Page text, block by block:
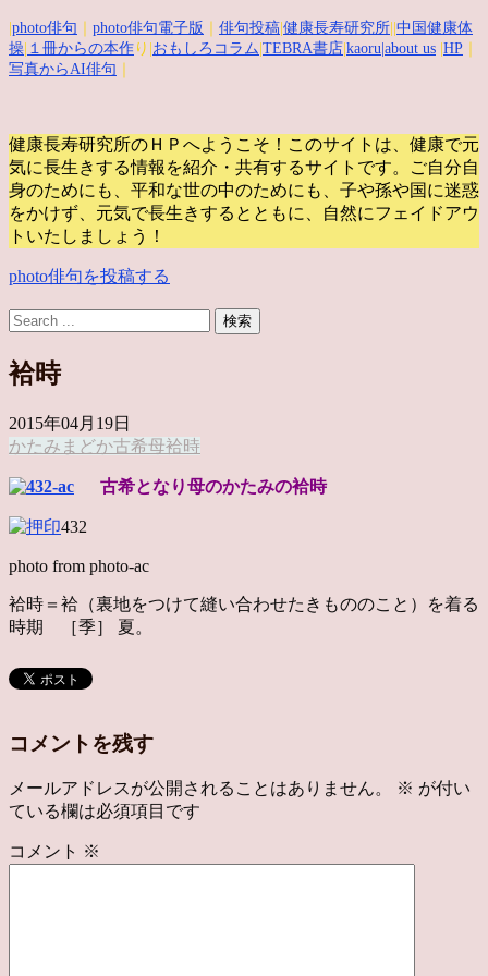
photo俳句 photo俳句電子版 俳句投稿 健康長寿研究所 中国健康体
操 １冊からの本作 り| おもしろコラム TEBRA書店 kaoru |about us HP
写真からAI俳句
健康長寿研究所のＨＰへようこそ！このサイトは、健康で元
気に長生きする情報を紹介・共有するサイトです。
ご自分自
身のためにも、平和な世の中のためにも、子や孫や国に迷惑
をかけず、元気で長生きするとともに、自然にフェイドアウ
トいたしましょう！
photo俳句を投稿する
袷時
2015年04月19日
かたみ まどか古希母袷時
古希となり母のかたみの袷時
432
photo from photo-ac
袷時＝袷（裏地をつけて縫い合わせたきもののこと）を着る
時期 ［季］ 夏。
コメントを残す
メールアドレスが公開されることはありません。 ※ が付い
ている欄は必須項目です
コメント ※